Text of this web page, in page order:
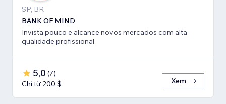
SP, BR
BANK OF MIND
Invista pouco e alcance novos mercados com alta
qualidade profissional
5,0 (7)
Chỉ từ 200 $
Xem